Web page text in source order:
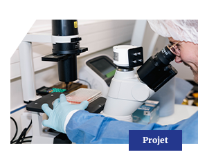
Projet